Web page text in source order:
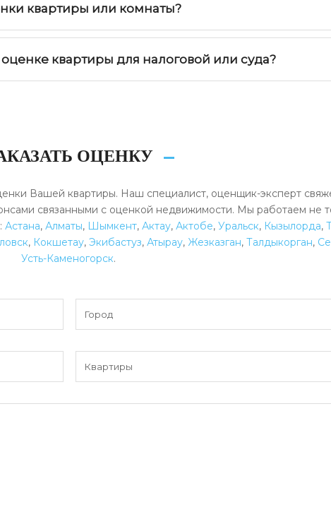
квартиры или комнаты?
квартиры для налоговой или суда?
ОЦЕНКУ
Вашей квартиры. Наш специалист, оценщик-эксперт
связанными с оценкой недвижимости. Мы работаем не
Астана,Алматы, Шымкент,Актау,Актобе,Уральск, Кызылорда,
, Кокшетау, Экибастуз, Атырау, Жезказган, Талдыкорган,
Усть-Каменогорск.